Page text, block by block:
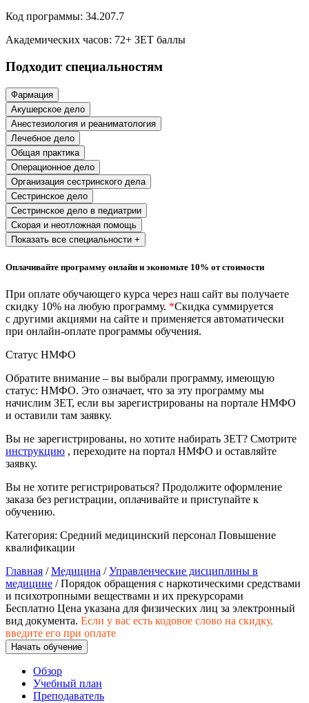
История и археология
Психологические науки
Техносферная безопасность и ОТ
Техносферная безопасность и
природообустройство
Экологическая безопасность в
промышленности
Управление охраной труда.
Техносферная безопасность
Экономика и управление
Управление производством
организации
Управление административно-
хозяйственной деятельностью
Техника-технологии
Прикладная геология, горное дело,
нефтегазовое дело и геодезия
Техника и технологии наземного
транспорта
Техника и технологии строительства
Ядерная энергетика и технологии
Физкультура и спорт
Код программы: 34.207.7
Академических часов: 72+ ЗЕТ баллы
Подходит специальностям
Фармация
Акушерское дело
Анестезиология и реаниматология
Лечебное дело
Общая практика
Операционное дело
Организация сестринского дела
Сестринское дело
Сестринское дело в педиатрии
Скорая и неотложная помощь
Показать все специальности +
Оплачивайте программу онлайн и экономьте 10% от стоимости
При оплате обучающего курса через наш сайт вы получаете
скидку 10% на любую программу. *Скидка суммируется
с другими акциями на сайте и применяется автоматически
при онлайн-оплате программы обучения.
Статус НМФО
Обратите внимание – вы выбрали программу, имеющую
статус: НМФО. Это означает, что за эту программу мы
начислим ЗЕТ, если вы зарегистрированы на портале НМФО
и оставили там заявку.
Вы не зарегистрированы, но хотите набирать ЗЕТ? Смотрите
инструкцию , переходите на портал НМФО и оставляйте
заявку.
Вы не хотите регистрироваться? Продолжите оформление
заказа без регистрации, оплачивайте и приступайте к
обучению.
Категория: Средний медицинский персонал Повышение
квалификации
Главная /Медицина /Управленческие дисциплины в
медицине / Порядок обращения с наркотическими средствами
и психотропными веществами и их прекурсорами
Бесплатно Цена указана для физических лиц за электронный
вид документа. Если у вас есть кодовое слово на скидку,
введите его при оплате
Начать обучение
Обзор
Учебный план
Преподаватель